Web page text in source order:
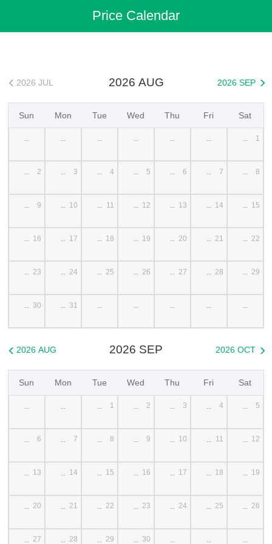
Shanghai to Zhanjiang Cheap Flights
Price Calendar
2026 AUG
 2026 JUL 2026 SEP 
Sun Mon Tue Wed Thu Fri Sat
-- -- -- -- -- -- -- 1
-- 2 -- 3 -- 4 -- 5 -- 6 -- 7 -- 8
-- 9 -- 10 -- 11 -- 12 -- 13 -- 14 -- 15
-- 16 -- 17 -- 18 -- 19 -- 20 -- 21 -- 22
-- 23 -- 24 -- 25 -- 26 -- 27 -- 28 -- 29
-- 30 -- 31 -- -- -- -- --
2026 SEP
 2026 AUG 2026 OCT 
Sun Mon Tue Wed Thu Fri Sat
-- -- -- 1 -- 2 -- 3 -- 4 -- 5
-- 6 -- 7 -- 8 -- 9 -- 10 -- 11 -- 12
-- 13 -- 14 -- 15 -- 16 -- 17 -- 18 -- 19
-- 20 -- 21 -- 22 -- 23 -- 24 -- 25 -- 26
-- 27 -- 28 -- 29 -- 30 -- -- --